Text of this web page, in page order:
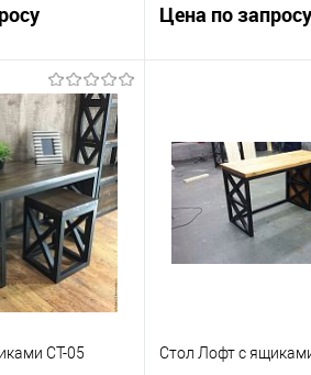
цену
К сравнению
Под заказ
Цена по запросу
Купить в 1 клик
В избранное
СТ-05 Стол Лофт с